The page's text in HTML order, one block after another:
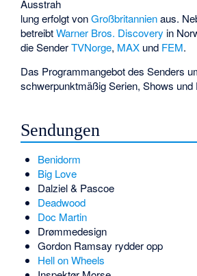
Ausstrah
lung erfolgt vonGroßbritannienaus.
betreibtWarner Bros. Discovery in
die SenderTVNorge, MAX und FEM.
Das Programmangebot des Senders
schwerpunktmäßig Serien, Shows und
Sendungen
Benidorm
Big Love
Dalziel & Pascoe
Deadwood
Doc Martin
Drømmedesign
Gordon Ramsay rydder opp
Hell on Wheels